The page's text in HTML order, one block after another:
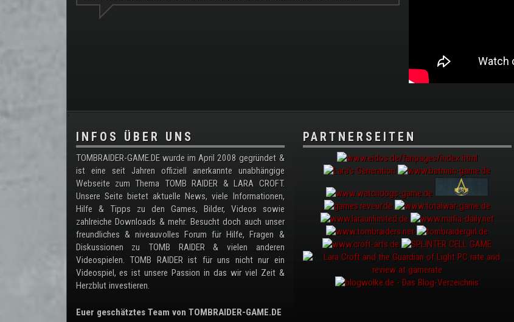
.
INFOS ÜBER UNS
TOMBRAIDER-GAME.DE wurde im April 2008 gegründet &
ist eine seit Jahren offiziell anerkannte unabhängige
Webseite zum Thema TOMB RAIDER & LARA CROFT.
Unsere Seite bietet aktuelle News, viele Informationen,
Hilfe & Tipps zu den Games, Bilder, Videos sowie
zahlreiche Downloads & mehr. Besucht doch auch unser
freundliches & niveauvolles Forum für Hilfe, Fragen &
Diskussionen zu TOMB RAIDER & vielen anderen
Videospielen. TOMB RAIDER ist für uns nicht nur ein
Videospiel, es ist unsere Passion in das wir viel Zeit &
Herzblut investieren.
Euer geschätztes Team von TOMBRAIDER-GAME.DE
PARTNERSEITEN